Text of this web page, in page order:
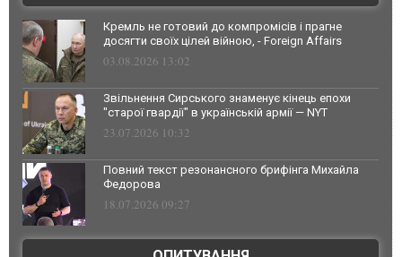
Кремль не готовий до компромісів і прагне
досягти своїх цілей війною, - Foreign Affairs
03.08.2026 13:02
Звільнення Сирського знаменує кінець епохи
"старої гвардії" в українській армії — NYT
23.07.2026 10:32
Повний текст резонансного брифінга Михайла
Федорова
18.07.2026 09:27